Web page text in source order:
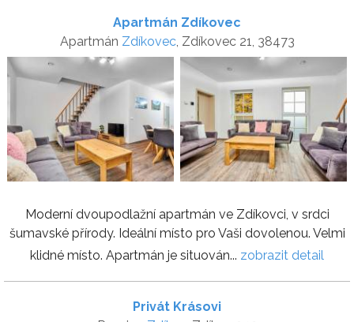
Apartmán Zdíkovec
Apartmán Zdíkovec, Zdíkovec 21, 38473
Moderní dvoupodlažní apartmán ve Zdíkovci, v srdci
šumavské přírody. Ideální místo pro Vaši dovolenou. Velmi
klidné místo. Apartmán je situován... zobrazit detail
Privát Krásovi